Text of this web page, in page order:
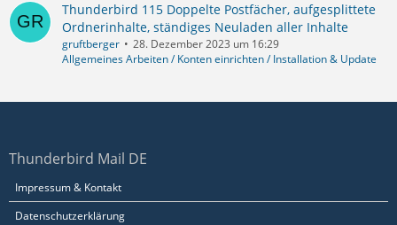
Thunderbird 115 Doppelte Postfächer, aufgesplittete
Ordnerinhalte, ständiges Neuladen aller Inhalte
gruftberger
28. Dezember 2023 um 16:29
Allgemeines Arbeiten / Konten einrichten / Installation & Update
Thunderbird Mail DE
Impressum & Kontakt
Datenschutzerklärung